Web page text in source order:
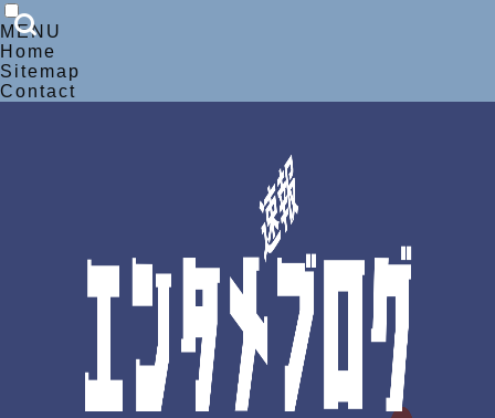
MENU
Home
Sitemap
Contact